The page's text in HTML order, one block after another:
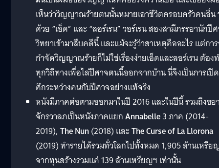
เห็นว่าวิญญาณร้ายตนนั้นหมายเอาชีวิตครอบครัวคนอื่น
ด้วย “เอ็ด” และ “ลอร์เรน” วอร์เรน สองสามีภรรยานักปี
วิทยาเข้ามาสืบคดีนี้ และแม้จะรู้ว่าสาเหตุคืออะไร แต่กา
กำจัดวิญญาณร้ายก็ไม่ใช่เรื่องง่ายเอ็ดและลอร์เรน ต้อง
ทุกวิถีทางเพื่อไล่ปีศาจตนนี้ออกจากบ้าน นี่จึงเป็นการเปิด
ศึกระหว่างคนกับปีศาจอย่างแท้จริง
หนังมีภาคต่อตามออกมาในปี 2016 และในปีนี้ รวมถึงขย
จักรวาลภเป็นหนังภาคแยกAnnabelle3 ภาค (2014-
2019), The Nun(2018) และThe Curse of La Llorona
(2019) ทำรายได้รวมทั่วโลกไปทั้งหมด 1,905 ล้านเหรีย
จากทุนสร้างรวมแค่ 139 ล้านเหรียญฯ เท่านั้น